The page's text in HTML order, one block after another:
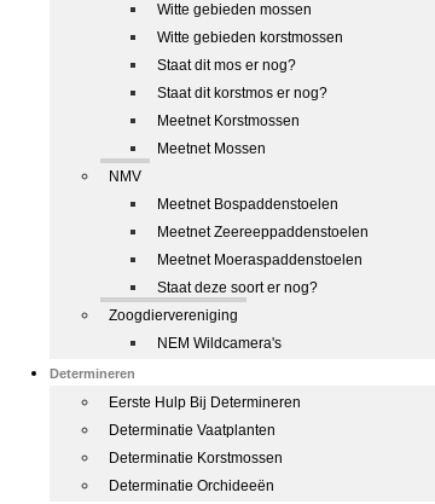
Witte gebieden mossen
Witte gebieden korstmossen
Staat dit mos er nog?
Staat dit korstmos er nog?
Meetnet Korstmossen
Meetnet Mossen
NMV
Meetnet Bospaddenstoelen
Meetnet Zeereeppaddenstoelen
Meetnet Moeraspaddenstoelen
Staat deze soort er nog?
Zoogdiervereniging
NEM Wildcamera's
Determineren
Eerste Hulp Bij Determineren
Determinatie Vaatplanten
Determinatie Korstmossen
Determinatie Orchideeën